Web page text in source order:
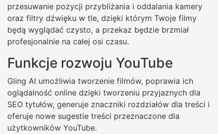
przesuwanie pozycji przybliżania i oddalania kamery
oraz filtry dźwięku w tle, dzięki którym Twoje filmy
będą wyglądać czysto, a przekaz będzie brzmiał
profesjonalnie na całej osi czasu.
Funkcje rozwoju YouTube
Gling AI umożliwia tworzenie filmów, poprawia ich
oglądalność online dzięki tworzeniu przyjaznych dla
SEO tytułów, generuje znaczniki rozdziałów dla treści i
oferuje nowe sugestie treści przeznaczone dla
użytkowników YouTube.